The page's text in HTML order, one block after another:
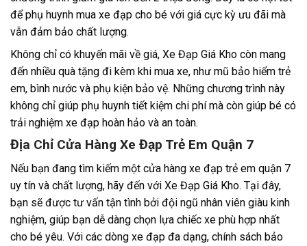
để phụ huynh mua xe đạp cho bé với giá cực kỳ ưu đãi mà
vẫn đảm bảo chất lượng.
Không chỉ có khuyến mãi về giá, Xe Đạp Giá Kho còn mang
đến nhiều quà tặng đi kèm khi mua xe, như mũ bảo hiểm trẻ
em, bình nước và phụ kiện bảo vệ. Những chương trình này
không chỉ giúp phụ huynh tiết kiệm chi phí mà còn giúp bé có
trải nghiệm xe đạp hoàn hảo và an toàn.
Địa Chỉ Cửa Hàng Xe Đạp Trẻ Em Quận 7
Nếu bạn đang tìm kiếm một cửa hàng xe đạp trẻ em quận 7
uy tín và chất lượng, hãy đến với Xe Đạp Giá Kho. Tại đây,
bạn sẽ được tư vấn tận tình bởi đội ngũ nhân viên giàu kinh
nghiệm, giúp bạn dễ dàng chọn lựa chiếc xe phù hợp nhất
cho bé yêu. Với các dòng xe đạp đa dạng, chính sách bảo